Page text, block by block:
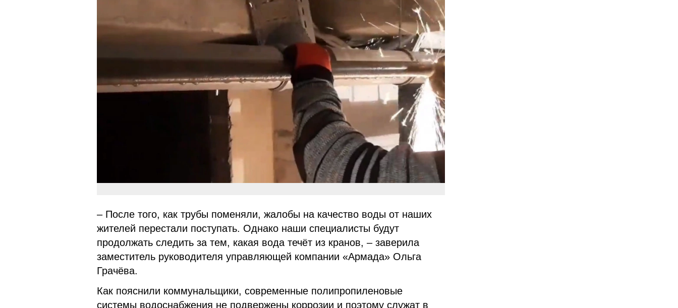
– После того, как трубы поменяли, жалобы на качество воды от наших
жителей перестали поступать. Однако наши специалисты будут
продолжать следить за тем, какая вода течёт из кранов, – заверила
заместитель руководителя управляющей компании «Армада» Ольга
Грачёва.
Как пояснили коммунальщики, современные полипропиленовые
системы водоснабжения не подвержены коррозии и поэтому служат в